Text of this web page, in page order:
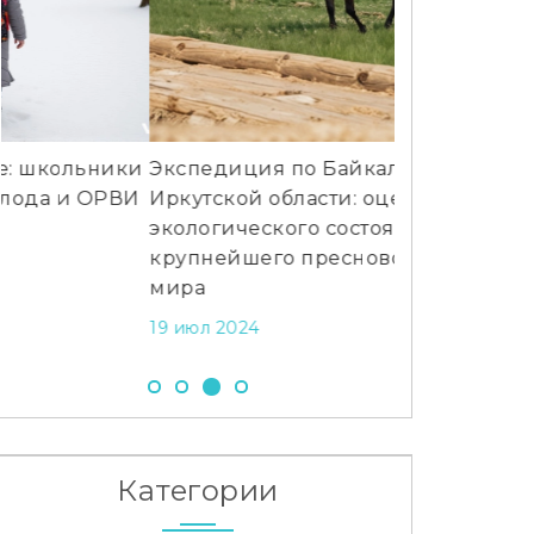
Экспедиция по Байкалу в
Иркутской области: оценка
экологического состояния
крупнейшего пресноводного озера
Категории